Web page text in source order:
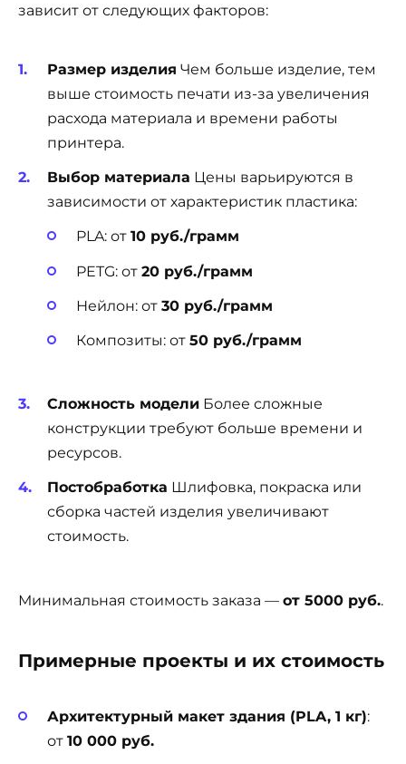
зависит от следующих факторов:
Размер изделия Чем больше изделие, тем
выше стоимость печати из-за увеличения
расхода материала и времени работы
принтера.
Выбор материала Цены варьируются в
зависимости от характеристик пластика:
PLA: от 10 руб./грамм
PETG: от 20 руб./грамм
Нейлон: от 30 руб./грамм
Композиты: от 50 руб./грамм
Сложность модели Более сложные
конструкции требуют больше времени и
ресурсов.
Постобработка Шлифовка, покраска или
сборка частей изделия увеличивают
стоимость.
Минимальная стоимость заказа — от 5000 руб..
Примерные проекты и их стоимость
Архитектурный макет здания (PLA, 1 кг):
от 10 000 руб.